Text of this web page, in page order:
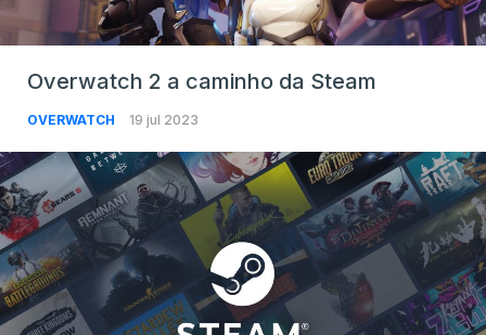
Overwatch 2 a caminho da Steam
OVERWATCH 19 jul 2023